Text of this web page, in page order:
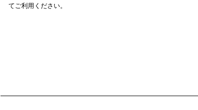
てご利用ください。